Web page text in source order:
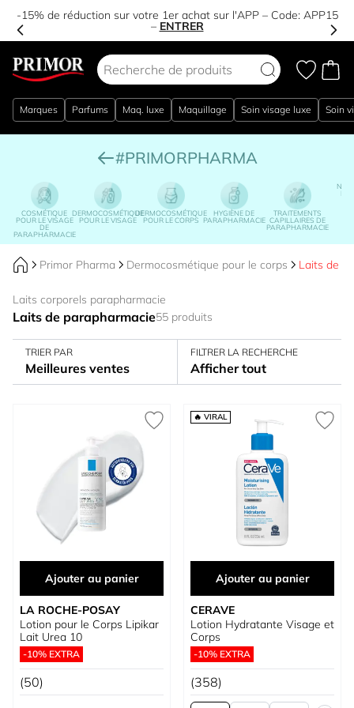
-15% de réduction sur votre 1er achat sur l'APP – Code: APP15
– ENTRER
Marques Parfums Maq. luxe Maquillage Soin visage luxe Soin
#PRIMORPHARMA
COSMÉTIQUE
POUR LE VISAGE
DE
PARAPHARMACIE
DERMOCOSMÉTIQUE
POUR LE VISAGE
DERMOCOSMÉTIQUE
POUR LE CORPS
HYGIÈNE DE
PARAPHARMACIE
TRAITEMENTS
CAPILLAIRES DE
PARAPHARMACIE
Primor Pharma Dermocosmétique pour le corps Laits de
Laits corporels parapharmacie
Laits de parapharmacie55 produits
TRIER PAR
Meilleures ventes
FILTRER LA RECHERCHE
Afficher tout
Ajouter au panier
LA ROCHE-POSAY
Lotion pour le Corps Lipikar
Lait Urea 10
-10% EXTRA
(50)
🔥 VIRAL
Ajouter au panier
CERAVE
Lotion Hydratante Visage et
Corps
-10% EXTRA
(358)